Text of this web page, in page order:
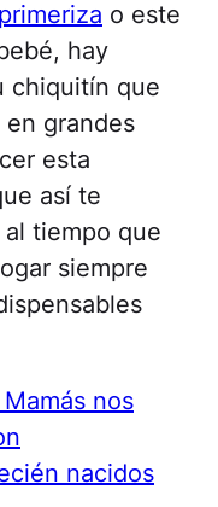
o este
hay
chiquitín que
grandes
esta
así te
tiempo que
siempre
nos
nacidos